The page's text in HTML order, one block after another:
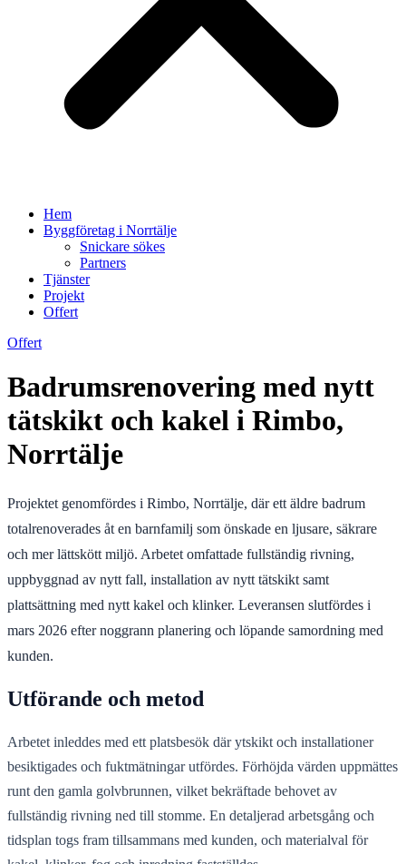
Hem
Byggföretag i Norrtälje
Snickare sökes
Partners
Tjänster
Projekt
Offert
Offert
Badrumsrenovering med nytt
tätskikt och kakel i Rimbo,
Norrtälje
Projektet genomfördes i Rimbo, Norrtälje, där ett äldre badrum
totalrenoverades åt en barnfamilj som önskade en ljusare, säkrare
och mer lättskött miljö. Arbetet omfattade fullständig rivning,
uppbyggnad av nytt fall, installation av nytt tätskikt samt
plattsättning med nytt kakel och klinker. Leveransen slutfördes i
mars 2026 efter noggrann planering och löpande samordning med
kunden.
Utförande och metod
Arbetet inleddes med ett platsbesök där ytskikt och installationer
besiktigades och fuktmätningar utfördes. Förhöjda värden uppmättes
runt den gamla golvbrunnen, vilket bekräftade behovet av
fullständig rivning ned till stomme. En detaljerad arbetsgång och
tidsplan togs fram tillsammans med kunden, och materialval för